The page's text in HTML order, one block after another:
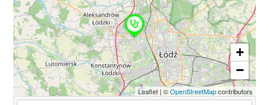
+
−
Leaflet|©OpenStreetMapcontributors